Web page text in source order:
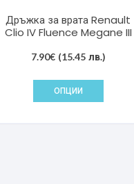
Дръжка за врата Renault
Clio IV Fluence Megane III
7.90€ (15.45 лв.)
ОПЦИИ
This